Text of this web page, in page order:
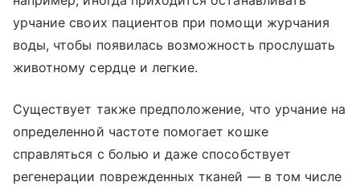
урчание своих пациентов при помощи журчания
воды, чтобы появилась возможность прослушать
животному сердце и легкие.
Существует также предположение, что урчание на
определенной частоте помогает кошке
справляться с болью и даже способствует
регенерации поврежденных тканей — в том числе